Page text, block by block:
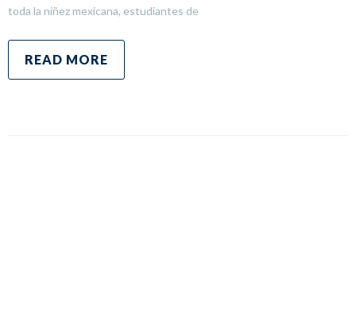
toda la niñez mexicana, estudiantes de
READ MORE